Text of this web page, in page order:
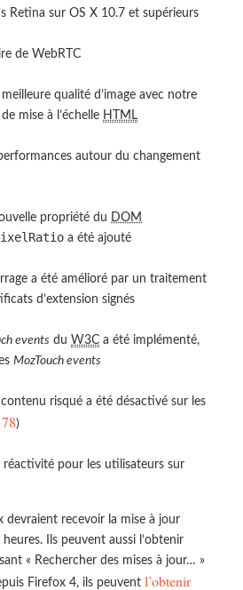
Retina sur OS X 10.7 et supérieurs
de WebRTC
qualité d’image avec notre
mise à l’échelle HTML
autour du changement
propriété du DOM
a été ajouté
a été amélioré par un traitement
d’extension signés
events duW3C a été implémenté,
MozTouch events
risqué a été désactivé sur les
)
pour les utilisateurs sur
devraient recevoir la mise à jour
Ils peuvent aussi l’obtenir
« Rechercher des mises à jour… »
Firefox 4, ils peuventl’obtenir